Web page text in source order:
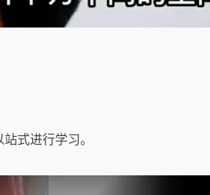
式进行学习。